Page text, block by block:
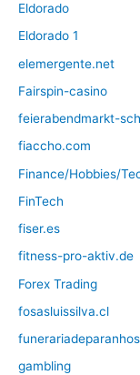
Eldorado
Eldorado 1
elemergente.net
Fairspin-casino
feierabendmarkt-
fiaccho.com
Finance/Hobbies/
FinTech
fiser.es
fitness-pro-aktiv.de
Forex Trading
fosasluissilva.cl
gambling